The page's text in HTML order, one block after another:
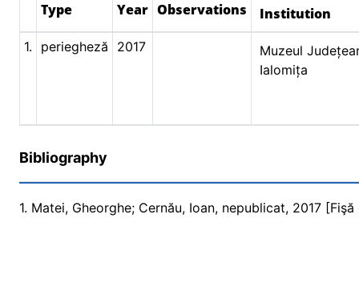
Type Year Observations Institution
1. periegheză 2017
Muzeul
Ialomița
Bibliography
1. Matei, Gheorghe; Cernău, Ioan, nepublicat, 2017